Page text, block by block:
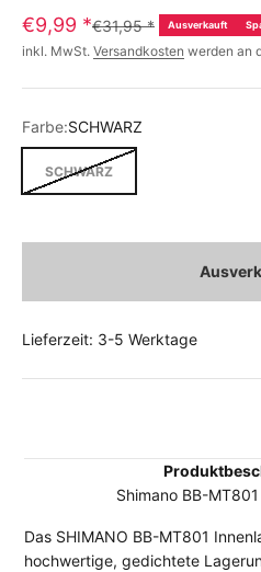
€9,99 *€31,95* Ausverkauft
inkl. MwSt. Versandkosten werden an
Farbe:SCHWARZ
SCHWARZ
Lieferzeit: 3-5 Werktage
Shimano BB-
Das SHIMANO BB-MT801
hochwertige, gedichtete